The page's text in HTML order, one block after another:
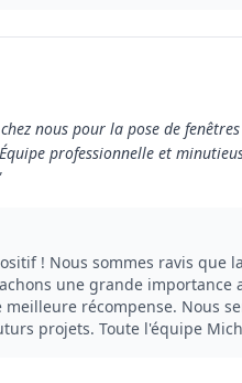
nous pour la pose de
professionnelle et
! Nous sommes ravis que
une grande importance
récompense. Nous
projets. Toute l'équipe